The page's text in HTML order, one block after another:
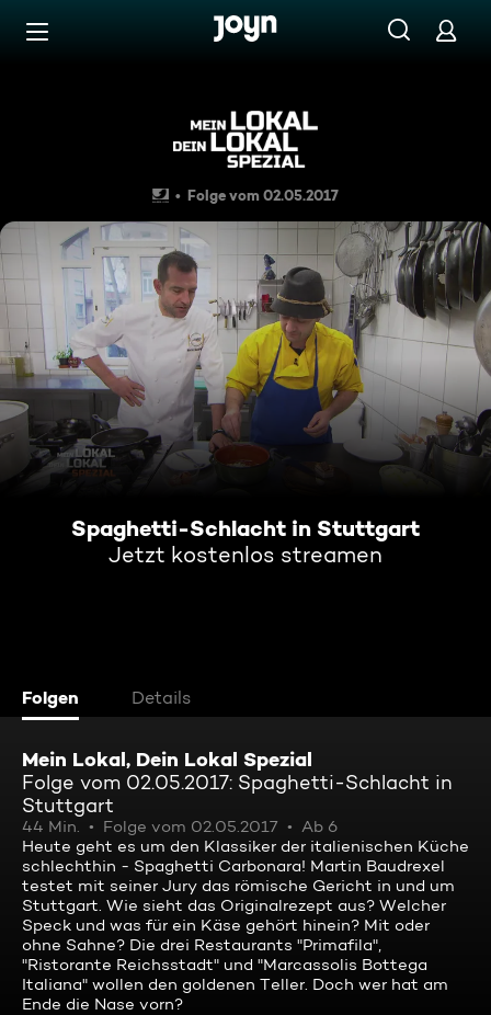
Zum Inhalt springen
Spaghetti-Schlacht in
Folge vom 02.05.2017
Spaghetti-Schlacht in Stuttgart
Jetzt kostenlos streamen
Folgen Details
Mein Lokal, Dein Lokal Spezial
Folge vom 02.05.2017: Spaghetti-Schlacht in
Stuttgart
44 Min. Folge vom 02.05.2017
Ab 6
Heute geht es um den Klassiker der italienischen Küche
schlechthin - Spaghetti Carbonara! Martin Baudrexel
testet mit seiner Jury das römische Gericht in und um
Stuttgart. Wie sieht das Originalrezept aus? Welcher
Speck und was für ein Käse gehört hinein? Mit oder
ohne Sahne? Die drei Restaurants "Primafila",
"Ristorante Reichsstadt" und "Marcassolis Bottega
Italiana" wollen den goldenen Teller. Doch wer hat am
Ende die Nase vorn?